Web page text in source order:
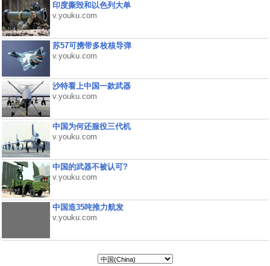
印度撕毁和以色列大单
v.youku.com
苏57可携带多枚核导弹
v.youku.com
沙特看上中国一款武器
v.youku.com
中国为何还服役三代机
v.youku.com
中国的武器不被认可?
v.youku.com
中国造35吨推力航发
v.youku.com